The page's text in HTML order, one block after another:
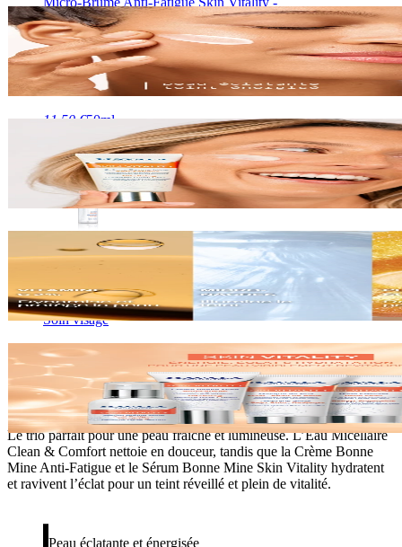
50ml
Format Voyage
11,50 €50ml
Micro-Brume des Alpes Anti-Fatigue Skin
Soin visage
22,70 €125ml
Ajouter au
panier
Le trio parfait pour une peau fraîche et lumineuse. L’Eau Micellaire
Clean & Comfort nettoie en douceur, tandis que la Crème Bonne
Mine Anti-Fatigue et le Sérum Bonne Mine Skin Vitality hydratent
et ravivent l’éclat pour un teint réveillé et plein de vitalité.
Peau éclatante et énergisée